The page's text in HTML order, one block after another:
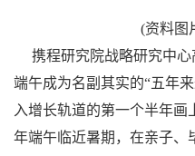
(资料图
携程研究院战略研究中
端午成为名副其实的“五年
入增长轨道的第一个半年
年端午临近暑期，在亲子、